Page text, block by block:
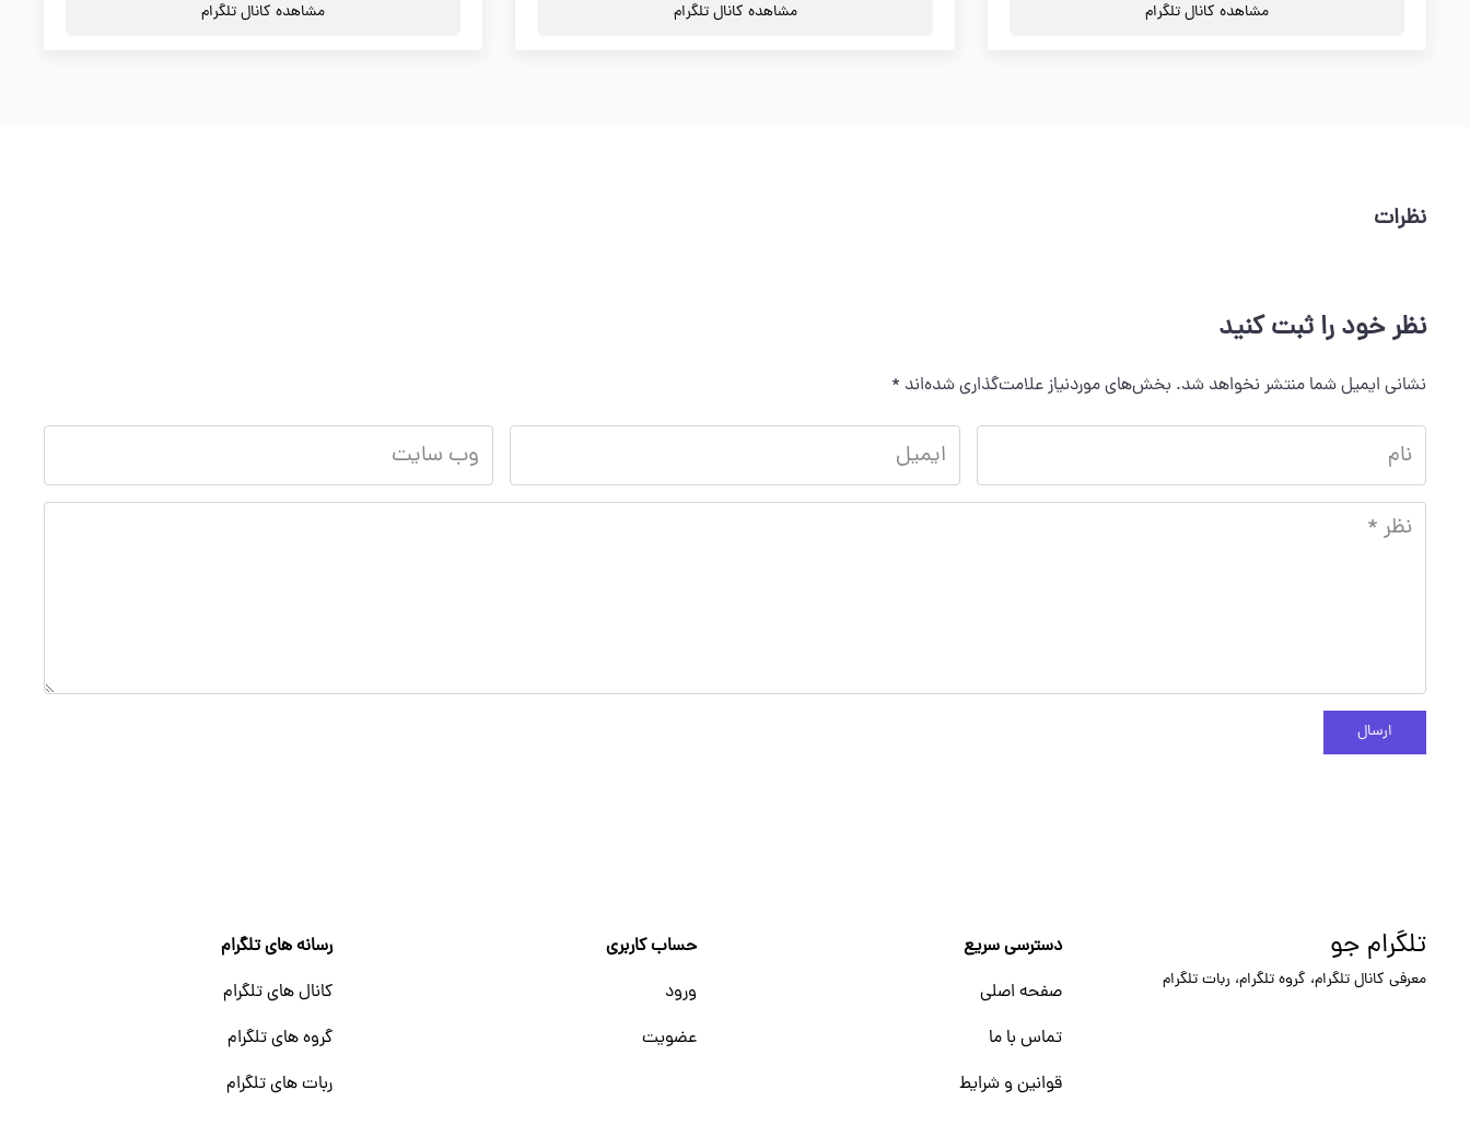
مشاهده کانال تلگرام مشاهده کانال تلگرام مشاهده کانال تلگرام
نظرات
نظر خود را ثبت کنید
نشانی ایمیل شما منتشر نخواهد شد. بخش‌های موردنیاز علامت‌گذاری شده‌اند *
ارسال
دسترسی سریع
صفحه اصلی
تماس با ما
قوانین و شرایط
حساب کاربری
ورود
عضویت
رسانه های تلگرام
کانال های تلگرام
گروه های تلگرام
ربات های تلگرام
تلگرام جو
معرفی کانال تلگرام، گروه تلگرام، ربات تلگرام